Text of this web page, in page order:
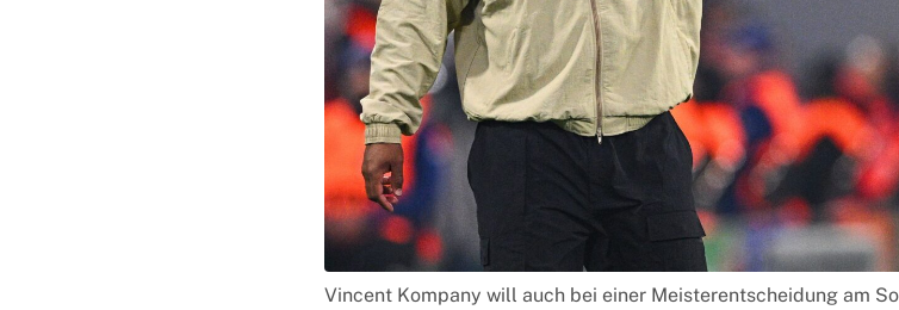
Vincent Kompany will auch bei einer Meisterentscheidung am